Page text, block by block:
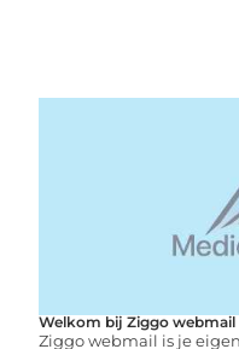
Welkom bij Ziggo webmail
Ziggo webmail is je